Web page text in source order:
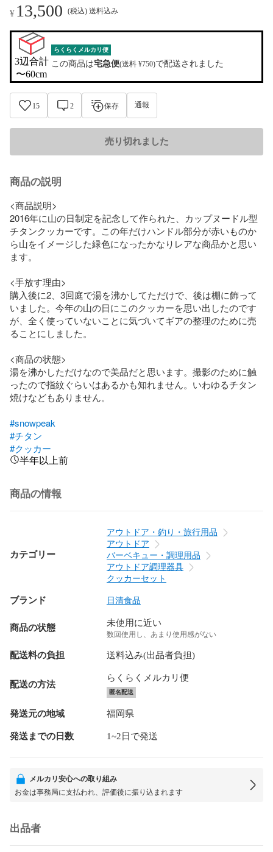
¥ 13,500 (税込) 送料込み
3辺合計
〜60cm
らくらくメルカリ便
この商品は宅急便(送料 ¥750)で配送されました
15 2 保存 通報
売り切れました
商品の説明
<商品説明>
2016年に山の日制定を記念して作られた、カップヌードル型
チタンクッカーです。この年だけハンドル部分が赤いものか
ら山をイメージした緑色になったかなりレアな商品かと思い
ます。
<手放す理由>
購入後に2、3回庭で湯を沸かしてただけで、後は棚に飾って
いました。今年の山の日にこのクッカーを思い出したのです
が、全く使っていないことに気づいてギアの整理のために売
ることにしました。
<商品の状態>
湯を沸かしただけなので美品だと思います。撮影のために触
ったので指紋ぐらいはあるかも知れません。いわゆるチタン
焼けなどもありません。
#snowpeak
#チタン
#クッカー
半年以上前
商品の情報
カテゴリー
アウトドア・釣り・旅行用品
アウトドア
バーベキュー・調理用品
アウトドア調理器具
クッカーセット
ブランド 日清食品
商品の状態 未使用に近い
数回使用し、あまり使用感がない
配送料の負担 送料込み(出品者負担)
配送の方法
らくらくメルカリ便
匿名配送
発送元の地域 福岡県
発送までの日数 1~2日で発送
メルカリ安心への取り組み
お金は事務局に支払われ、評価後に振り込まれます
出品者